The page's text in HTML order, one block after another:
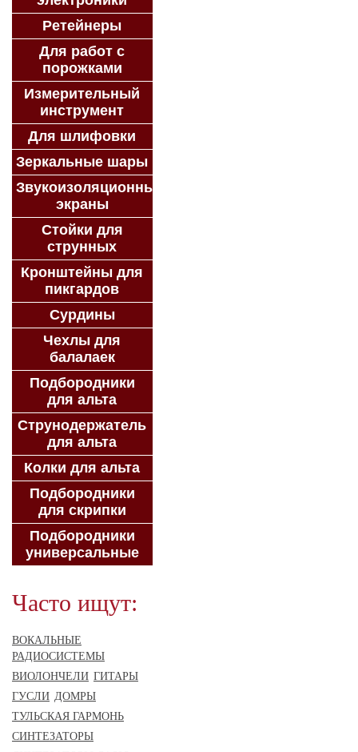
Ретейнеры
Для работ с
порожками
Измерительный
инструмент
Для шлифовки
Зеркальные шары
Звукоизоляционные
экраны
Стойки для
струнных
Кронштейны для
пикгардов
Сурдины
Чехлы для
балалаек
Подбородники
для альта
Струнодержатель
для альта
Колки для альта
Подбородники
для скрипки
Подбородники
универсальные
Часто ищут:
ВОКАЛЬНЫЕ
РАДИОСИСТЕМЫ
ВИОЛОНЧЕЛИ ГИТАРЫ
ГУСЛИ ДОМРЫ
ТУЛЬСКАЯ ГАРМОНЬ
СИНТЕЗАТОРЫ